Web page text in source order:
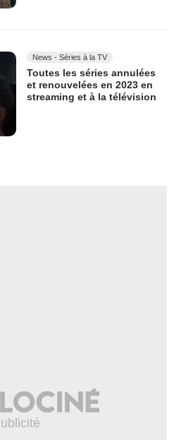
News - Séries à la TV
Toutes les séries annulées
et renouvelées en 2023 en
streaming et à la télévision